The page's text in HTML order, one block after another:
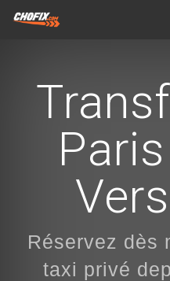
Réservez dès
taxi privé